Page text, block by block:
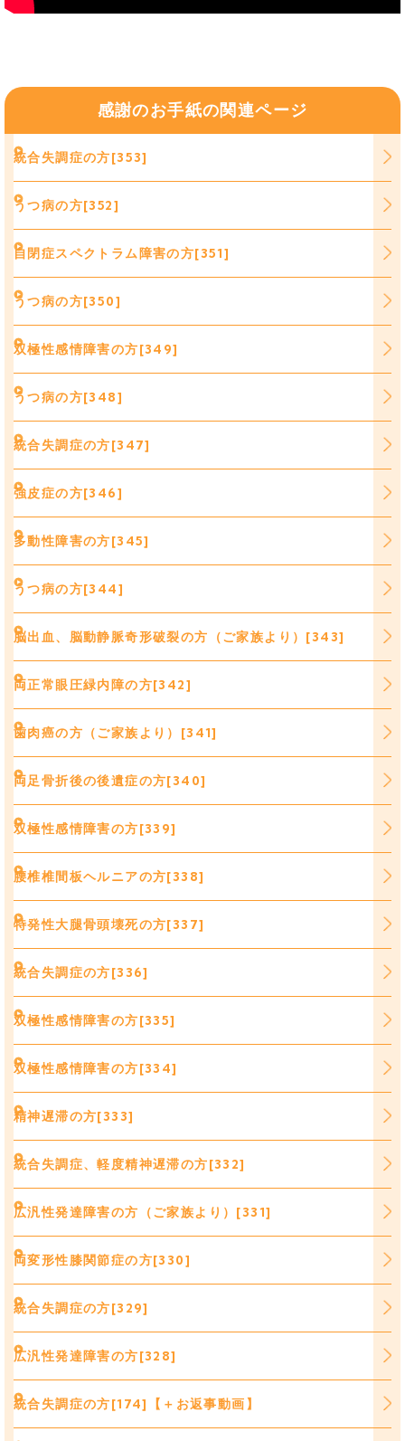
感謝のお手紙の関連ページ
統合失調症の方[353]
うつ病の方[352]
自閉症スペクトラム障害の方[351]
うつ病の方[350]
双極性感情障害の方[349]
うつ病の方[348]
統合失調症の方[347]
強皮症の方[346]
多動性障害の方[345]
うつ病の方[344]
脳出血、脳動静脈奇形破裂の方（ご家族より）[343]
両正常眼圧緑内障の方[342]
歯肉癌の方（ご家族より）[341]
両足骨折後の後遺症の方[340]
双極性感情障害の方[339]
腰椎椎間板ヘルニアの方[338]
特発性大腿骨頭壊死の方[337]
統合失調症の方[336]
双極性感情障害の方[335]
双極性感情障害の方[334]
精神遅滞の方[333]
統合失調症、軽度精神遅滞の方[332]
広汎性発達障害の方（ご家族より）[331]
両変形性膝関節症の方[330]
統合失調症の方[329]
広汎性発達障害の方[328]
統合失調症の方[174]【＋お返事動画】